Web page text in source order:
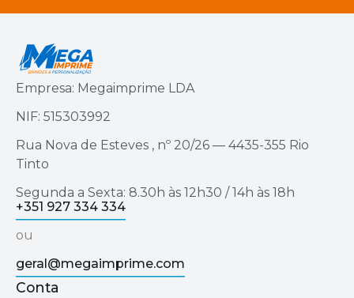
Empresa: Megaimprime LDA
NIF: 515303992
Rua Nova de Esteves , nº 20/26 — 4435-355 Rio
Tinto
Segunda a Sexta: 8.30h às 12h30 / 14h às 18h
+351 927 334 334
ou
geral@megaimprime.com
Conta